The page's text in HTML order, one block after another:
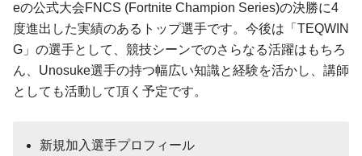
eの公式大会FNCS (Fortnite Champion Series)の決勝に4
度進出した実績のあるトップ選手です。今後は「TEQWIN
G」の選手として、競技シーンでのさらなる活躍はもちろ
ん、Unosuke選手の持つ幅広い知識と経験を活かし、講師
としても活動して頂く予定です。
新規加入選手プロフィール